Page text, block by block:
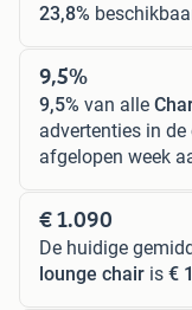
23,8%
9,5%
9,5% van alle
advertenties in de
afgelopen week
€ 1.090
De huidige
lounge chair is €